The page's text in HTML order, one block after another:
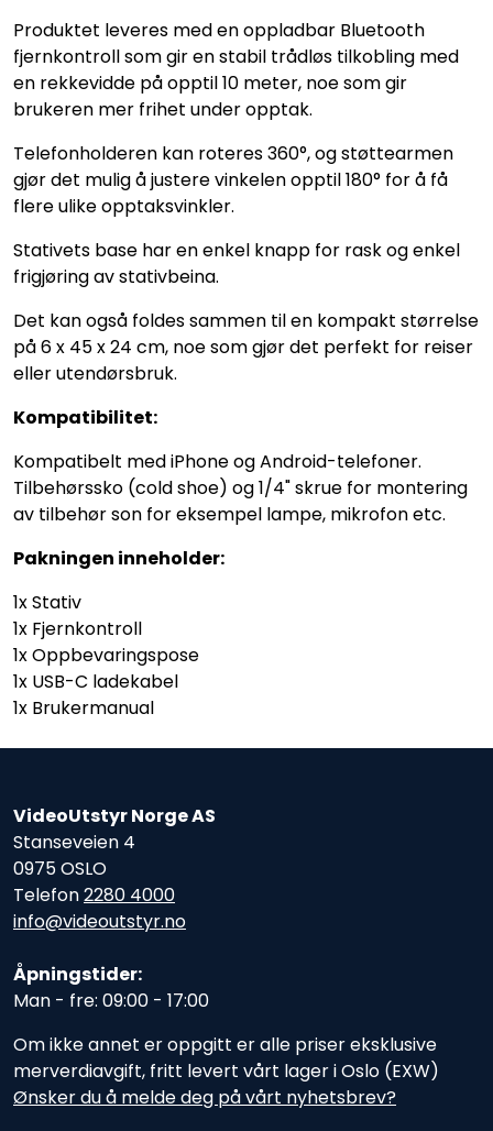
Produktet leveres med en oppladbar Bluetooth
fjernkontroll som gir en stabil trådløs tilkobling med
en rekkevidde på opptil 10 meter, noe som gir
brukeren mer frihet under opptak.
Telefonholderen kan roteres 360°, og støttearmen
gjør det mulig å justere vinkelen opptil 180° for å få
flere ulike opptaksvinkler.
Stativets base har en enkel knapp for rask og enkel
frigjøring av stativbeina.
Det kan også foldes sammen til en kompakt størrelse
på 6 x 45 x 24 cm, noe som gjør det perfekt for reiser
eller utendørsbruk.
Kompatibilitet:
Kompatibelt med iPhone og Android-telefoner.
Tilbehørssko (cold shoe) og 1/4" skrue for montering
av tilbehør son for eksempel lampe, mikrofon etc.
Pakningen inneholder:
1x Stativ
1x Fjernkontroll
1x Oppbevaringspose
1x USB-C ladekabel
1x Brukermanual
VideoUtstyr Norge AS
Stanseveien 4
0975 OSLO
Telefon2280 4000
info@videoutstyr.no
Åpningstider:
Man - fre: 09:00 - 17:00
Om ikke annet er oppgitt er alle priser eksklusive
merverdiavgift, fritt levert vårt lager i Oslo (EXW)
Ønsker du å melde deg på vårt nyhetsbrev?